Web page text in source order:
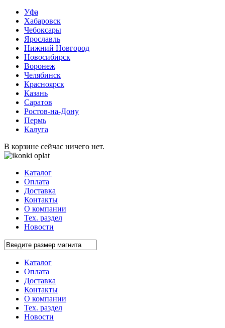
Уфа
Хабаровск
Чебоксары
Ярославль
Нижний Новгород
Новосибирск
Воронеж
Челябинск
Красноярск
Казань
Саратов
Ростов-на-Дону
Пермь
Калуга
В корзине сейчас ничего нет.
Каталог
Оплата
Доставка
Контакты
О компании
Тех. раздел
Новости
Каталог
Оплата
Доставка
Контакты
О компании
Тех. раздел
Новости